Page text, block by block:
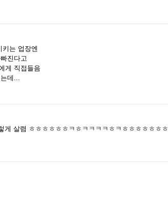
는 업장엔
진다고
게 직접들음
데...
살렴 ㅎㅎㅎㅎㅎㅎㅋㅎㅋㅋㅋㅋㅎㅋㅎㅎㅎㅎㅎㅎㅎ